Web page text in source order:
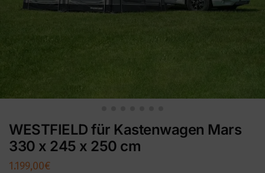
WESTFIELD für Kastenwagen Mars
330 x 245 x 250 cm
1.199,00€